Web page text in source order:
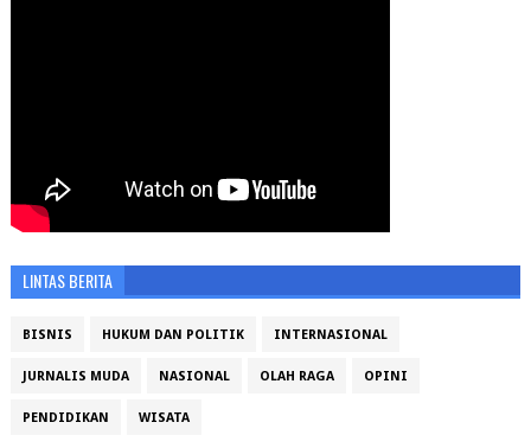
LINTAS BERITA
BISNIS HUKUM DAN POLITIK INTERNASIONAL
JURNALIS MUDA NASIONAL OLAH RAGA OPINI
PENDIDIKAN WISATA